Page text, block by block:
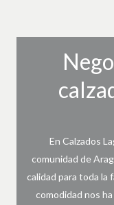
En Calzados
comunidad de
calidad para toda la
comodidad nos